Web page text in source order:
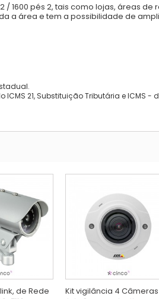
/ 1600 pés 2, tais como lojas, áreas de
a área e tem a possibilidade de
21, Substituição Tributária e ICMS -
de Rede
Kit vigilância 4 Câmeras